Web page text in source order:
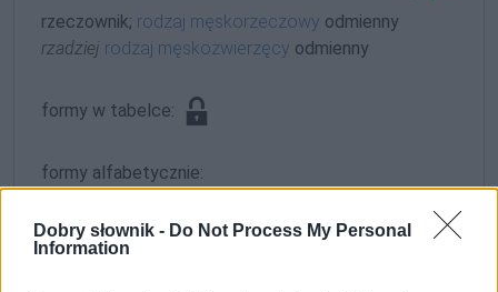
Dobry słownik - Do Not Process My Personal
Information
rzeczownik; rodzaj męskorzeczowy odmienny
rzadziej rodzaj męskozwierzęcy odmienny
formy w tabelce:
formy alfabetycznie:
zębów; zębowi; zęby